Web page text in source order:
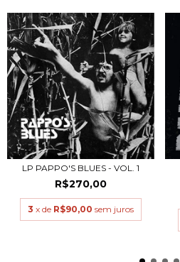
LP PAPPO'S BLUES - VOL. 1
R$270,00
3 x de R$90,00 sem juros